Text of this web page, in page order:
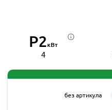
P2кВт
4
без артикула